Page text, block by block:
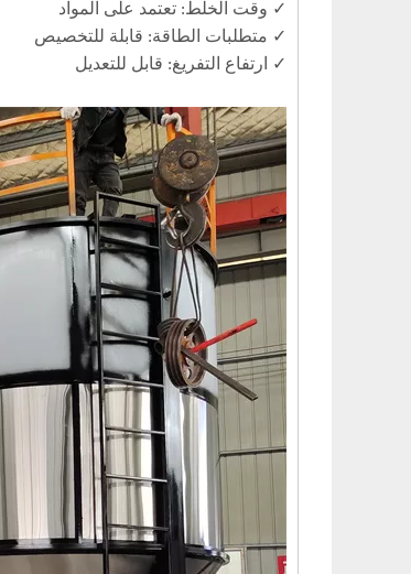
✓ وقت الخلط: تعتمد على المواد
✓ متطلبات الطاقة: قابلة للتخصيص
✓ ارتفاع التفريغ: قابل للتعديل